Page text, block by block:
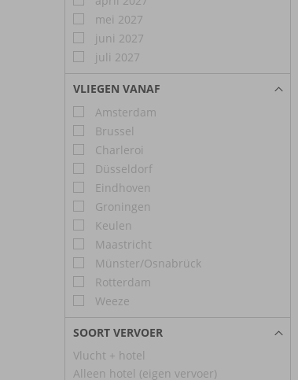
mei 2027
juni 2027
juli 2027
VLIEGEN VANAF
Amsterdam
Brussel
Charleroi
Düsseldorf
Eindhoven
Groningen
Keulen
Maastricht
Münster/Osnabrück
Rotterdam
Weeze
SOORT VERVOER
Vlucht + hotel
Alleen hotel (eigen vervoer)